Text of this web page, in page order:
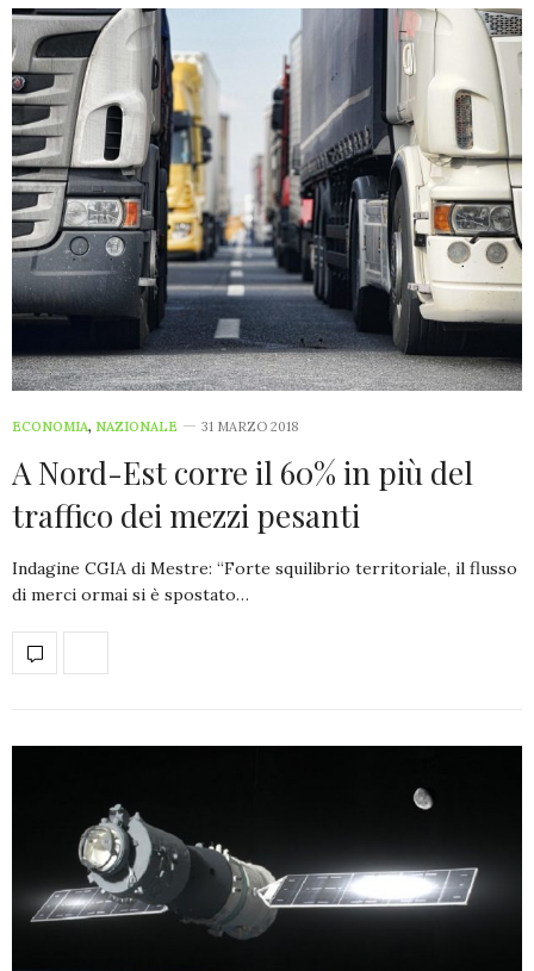
ECONOMIA, NAZIONALE 31 MARZO 2018
A Nord-Est corre il 60% in più del
traffico dei mezzi pesanti
Indagine CGIA di Mestre: “Forte squilibrio territoriale, il flusso
di merci ormai si è spostato…